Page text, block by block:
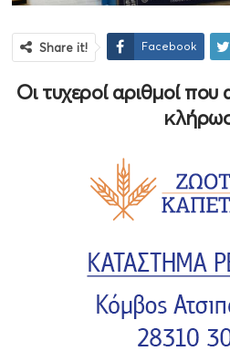
Share it! Facebook
Οι τυχεροί αριθμοί που